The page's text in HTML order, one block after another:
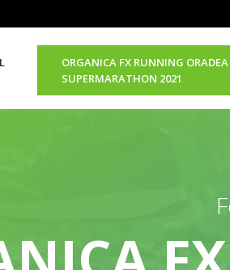
ORGANICA FX RUNNING ORADEA
SUPERMARATHON 2021